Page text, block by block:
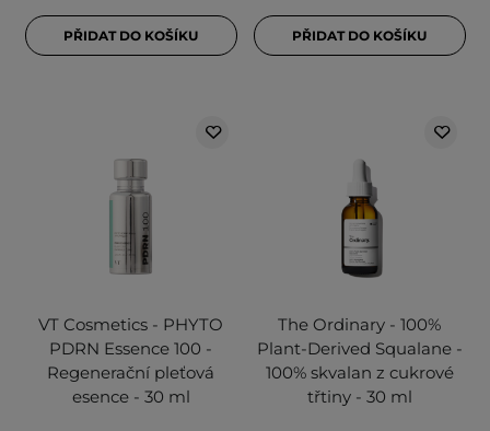
PŘIDAT DO KOŠÍKU PŘIDAT DO KOŠÍKU
VT Cosmetics - PHYTO
PDRN Essence 100 -
Regenerační pleťová
esence - 30 ml
The Ordinary - 100%
Plant-Derived Squalane -
100% skvalan z cukrové
třtiny - 30 ml